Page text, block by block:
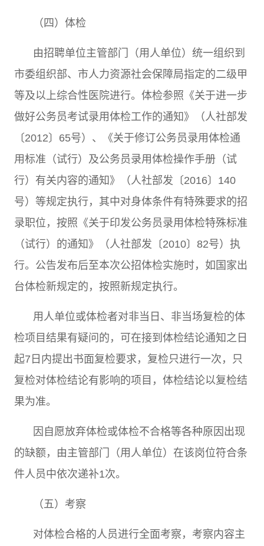
（四）体检
由招聘单位主管部门（用人单位）统一组织到
市委组织部、市人力资源社会保障局指定的二级甲
等及以上综合性医院进行。体检参照《关于进一步
做好公务员考试录用体检工作的通知》（人社部发
〔 2012 〕 65号）、《关于修订公务员录用体检通
用标准（试行）及公务员录用体检操作手册（试
行）有关内容的通知》（人社部发〔 2016〕 140
号）等规定执行，其中对身体条件有特殊要求的招
录职位，按照《关于印发公务员录用体检特殊标准
（试行）的通知》（人社部发〔 2010〕 82号）执
行。公告发布后至本次公招体检实施时，如国家出
台体检新规定的，按照新规定执行。
用人单位或体检者对非当日、非当场复检的体
检项目结果有疑问的，可在接到体检结论通知之日
起7 日内提出书面复检要求，复检只进行一次，只
复检对体检结论有影响的项目，体检结论以复检结
果为准。
因自愿放弃体检或体检不合格等各种原因出现
的缺额，由主管部门（用人单位）在该岗位符合条
件人员中依次递补1次。
（五）考察
对体检合格的人员进行全面考察，考察内容主